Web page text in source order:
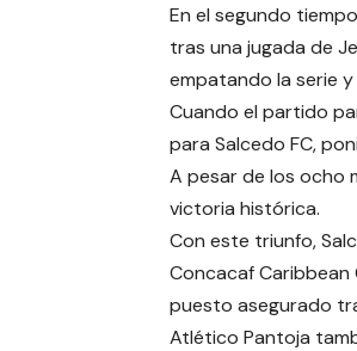
En el segundo
tras una jugada de
empatando la serie
Cuando el partido
para Salcedo FC,
A pesar de los ocho
victoria histórica.
Con este triunfo,
Concacaf Caribbean
puesto asegurado
Atlético Pantoja